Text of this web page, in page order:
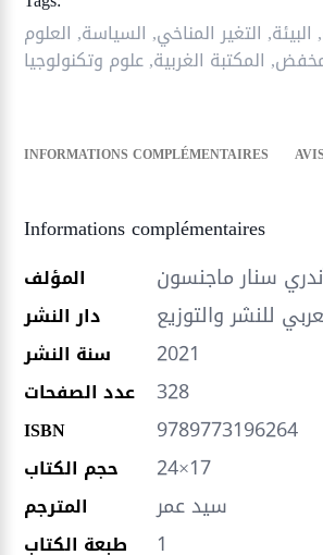
, البيئة, التغير المناخي, السياسة, العلوم
, المكتبة الغربية,علوم وتكنولوجيا
INFORMATIONS COMPLÉMENTAIRES
Informations complémentaires
المؤلف سنار ماجنسون
دار النشر للنشر والتوزيع
سنة النشر 2021
عدد الصفحات 328
ISBN 9789773196264
حجم الكتاب 24×17
المترجم سيد عمر
طبعة الكتاب 1